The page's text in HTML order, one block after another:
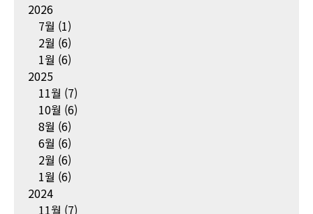
2026
7월 (1)
2월 (6)
1월 (6)
2025
11월 (7)
10월 (6)
8월 (6)
6월 (6)
2월 (6)
1월 (6)
2024
11월 (7)